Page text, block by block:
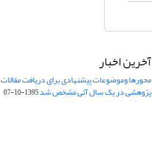
آخرین اخبار
محورها وموضوعات پیشنهادی برای دریافت مقالات
پژوهشی در یک سال آتی مشخص شد1395-10-07